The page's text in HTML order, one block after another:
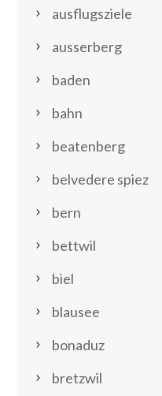
ausflugsziele
ausserberg
baden
bahn
beatenberg
belvedere spiez
bern
bettwil
biel
blausee
bonaduz
bretzwil